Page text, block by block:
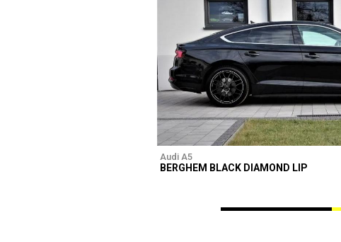
Audi A5
BERGHEM BLACK DIAMOND LIP